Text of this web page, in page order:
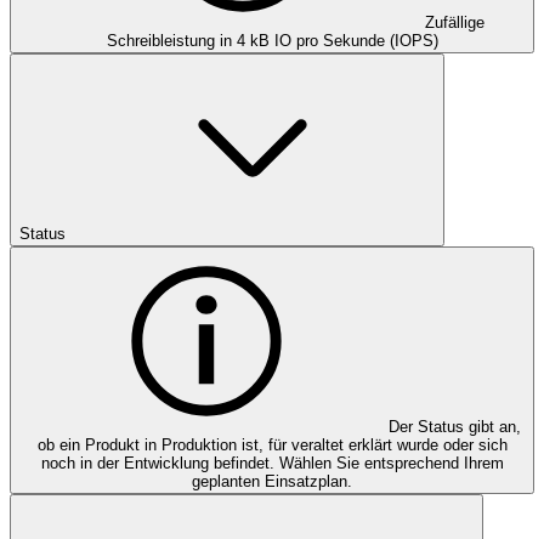
Zufällige
Schreibleistung in 4 kB IO pro Sekunde (IOPS)
Status
Der Status gibt an,
ob ein Produkt in Produktion ist, für veraltet erklärt wurde oder sich
noch in der Entwicklung befindet. Wählen Sie entsprechend Ihrem
geplanten Einsatzplan.